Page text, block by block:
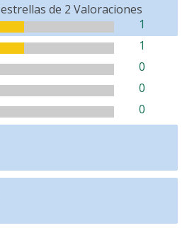
1
1
0
0
0
estrellas de 2 Valoraciones